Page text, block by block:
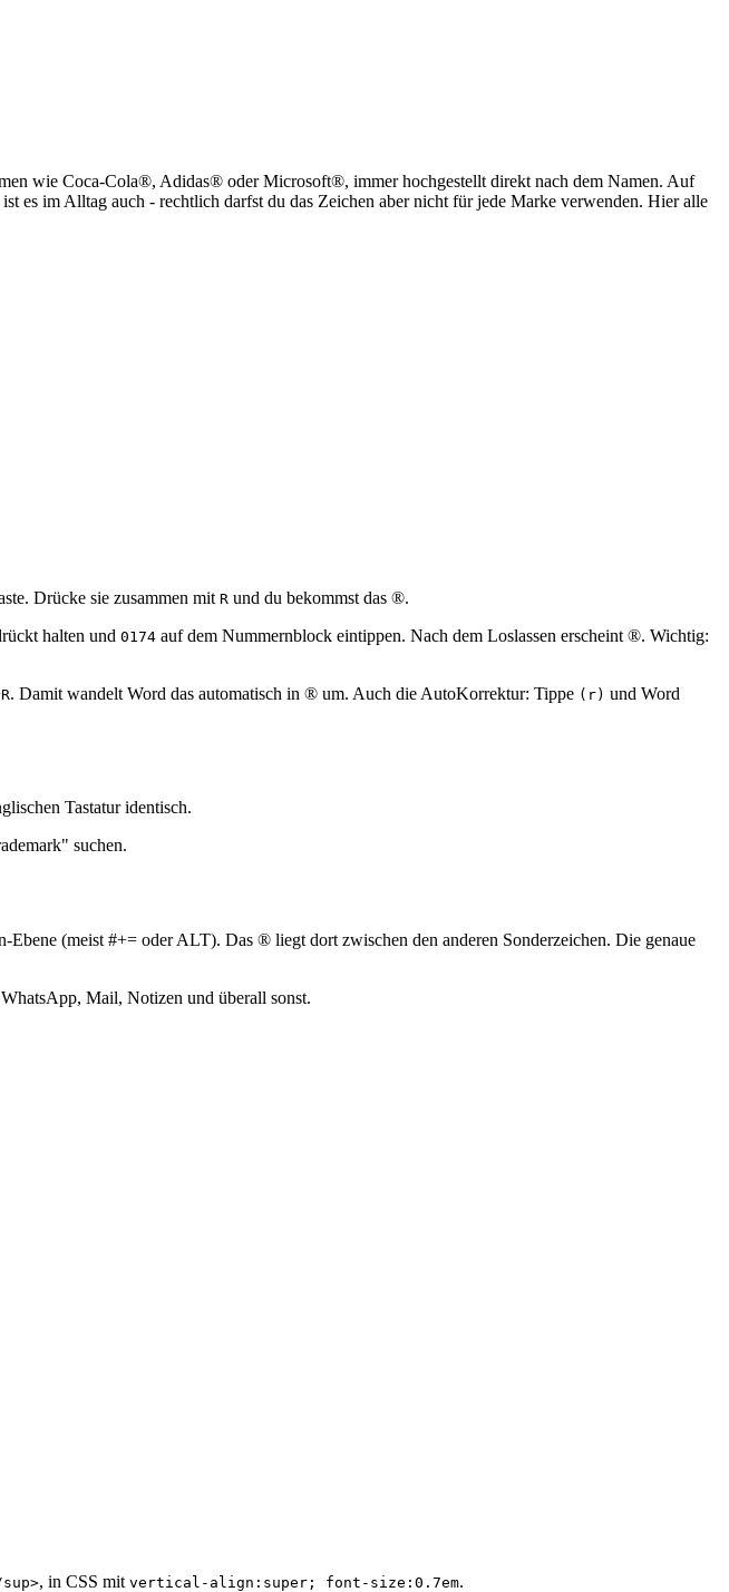
wie Coca-Cola®, Adidas® oder Microsoft®, immer hochgestellt direkt nach dem Namen. Auf
es im Alltag auch - rechtlich darfst du das Zeichen aber nicht für jede Marke verwenden. Hier alle
Drücke sie zusammen mit R und du bekommst das ®.
halten und 0174 auf dem Nummernblock eintippen. Nach dem Loslassen erscheint ®. Wichtig:
R. Damit wandelt Word das automatisch in ® um. Auch die AutoKorrektur: Tippe (r) und Word
Tastatur identisch.
suchen.
(meist #+= oder ALT). Das ® liegt dort zwischen den anderen Sonderzeichen. Die genaue
Mail, Notizen und überall sonst.
, in CSS mit vertical-align:super; font-size:0.7em.